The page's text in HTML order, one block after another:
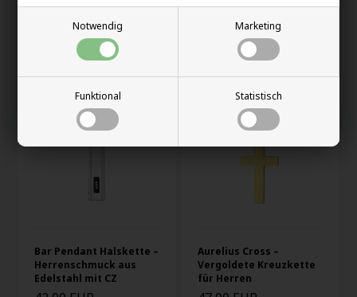
Notwendig Marketing
Funktional Statistisch
Edelstahl mit
schwarzem Stein
42,00 EUR
aus Edelstahl
40,00 EUR
Bar Pendant Halskette –
Herrenschmuck aus
Edelstahl mit CZ
Aurelius Cross –
Vergoldete Kreuzkette
für Herren